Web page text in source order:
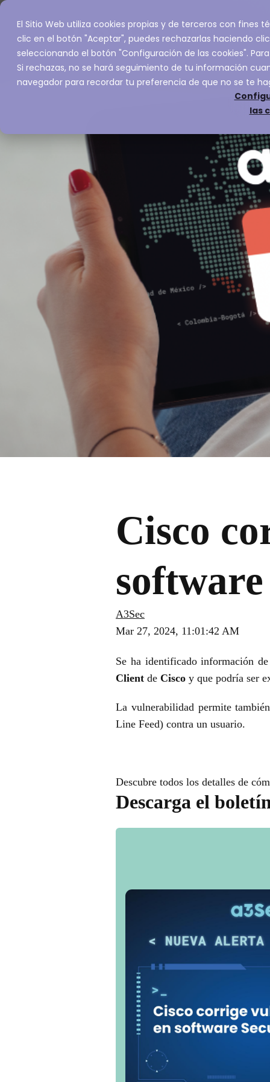
El Sitio Web utiliza cookies propias y de terceros con fines
clic en el botón "Aceptar", puedes rechazarlas haciendo
seleccionando el botón "Configuración de las cookies".
Si rechazas, no se hará seguimiento de tu información
navegador para recordar tu preferencia de que no se te
las
Inicio
Cisco
A3Sec
Mar 27, 2024, 11:01:42 AM
Se ha identificado información
Client de Cisco y que podría ser
La vulnerabilidad permite
Line Feed) contra un usuario.
Descubre todos los detalles de
Descarga el